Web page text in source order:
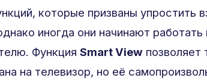
которые призваны упростить
иногда они начинают работать
Функция Smart View позволяет
на телевизор, но её